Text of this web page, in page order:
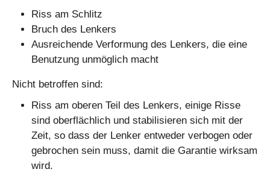
Riss am Schlitz
Bruch des Lenkers
Ausreichende Verformung des Lenkers, die eine
Benutzung unmöglich macht
Nicht betroffen sind:
Riss am oberen Teil des Lenkers, einige Risse
sind oberflächlich und stabilisieren sich mit der
Zeit, so dass der Lenker entweder verbogen oder
gebrochen sein muss, damit die Garantie wirksam
wird.